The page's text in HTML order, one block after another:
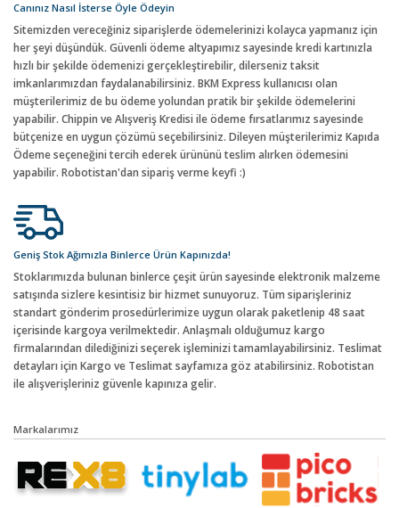
Canınız Nasıl İsterse Öyle Ödeyin
Sitemizden vereceğiniz siparişlerde ödemelerinizi kolayca yapmanız için
her şeyi düşündük. Güvenli ödeme altyapımız sayesinde kredi kartınızla
hızlı bir şekilde ödemenizi gerçekleştirebilir, dilerseniz taksit
imkanlarımızdan faydalanabilirsiniz. BKM Express kullanıcısı olan
müşterilerimiz de bu ödeme yolundan pratik bir şekilde ödemelerini
yapabilir. Chippin ve Alışveriş Kredisi ile ödeme fırsatlarımız sayesinde
bütçenize en uygun çözümü seçebilirsiniz. Dileyen müşterilerimiz Kapıda
Ödeme seçeneğini tercih ederek ürününü teslim alırken ödemesini
yapabilir. Robotistan'dan sipariş verme keyfi :)
Geniş Stok Ağımızla Binlerce Ürün Kapınızda!
Stoklarımızda bulunan binlerce çeşit ürün sayesinde elektronik malzeme
satışında sizlere kesintisiz bir hizmet sunuyoruz. Tüm siparişleriniz
standart gönderim prosedürlerimize uygun olarak paketlenip 48 saat
içerisinde kargoya verilmektedir. Anlaşmalı olduğumuz kargo
firmalarından dilediğinizi seçerek işleminizi tamamlayabilirsiniz. Teslimat
detayları için Kargo ve Teslimat sayfamıza göz atabilirsiniz. Robotistan
ile alışverişleriniz güvenle kapınıza gelir.
Markalarımız